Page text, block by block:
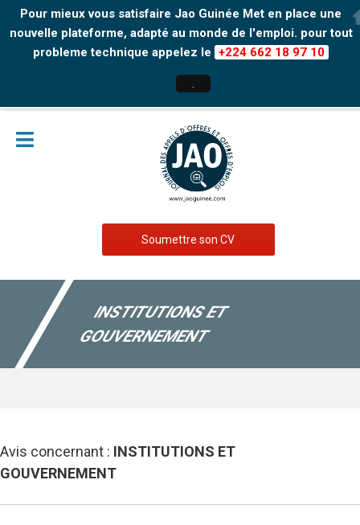
Pour mieux vous satisfaire Jao Guinée Met en place une
nouvelle plateforme, adapté au monde de l'emploi. pour tout
probleme technique appelez le +224 662 18 97 10
Soumettre son CV
INSTITUTIONS ET
GOUVERNEMENT
Avis concernant : INSTITUTIONS ET
GOUVERNEMENT